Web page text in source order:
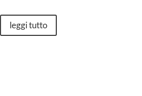
leggi tutto